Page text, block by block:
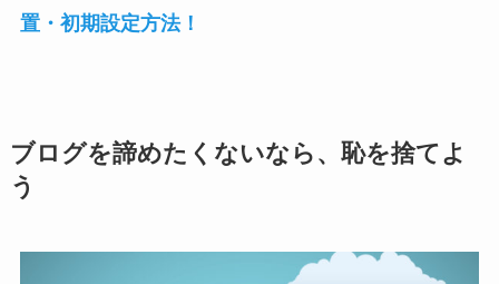
置・初期設定方法！
ブログを諦めたくないなら、恥を捨てよ
う